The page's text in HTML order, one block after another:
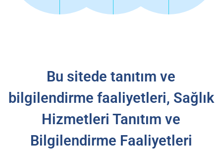
Bu sitede tanıtım ve
bilgilendirme faaliyetleri, Sağlık
Hizmetleri Tanıtım ve
Bilgilendirme Faaliyetleri